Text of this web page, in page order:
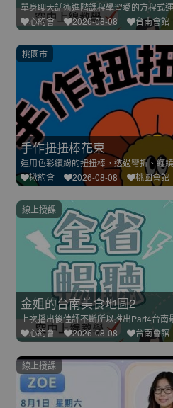
單身聊天話術進階課程學習愛的方程式
心約會
2026-08-08 台南會館
手作扭扭棒花束
運用色彩繽紛的扭扭棒，透過彎折、纏
揪約會
2026-08-08 桃園會館
桃園市
金姐的台南美食地圖2
上次播出後佳評不斷所以推出Part4台南
心約會
2026-08-08 台南會館
線上授課
線上授課